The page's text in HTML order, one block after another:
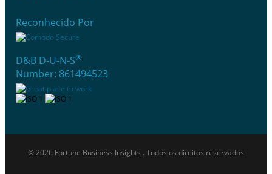
Reconhecido Por
D&B D-U-N-S®
Number: 861494523
© 2026 Fortune Business Insights . Todos os direitos reservados